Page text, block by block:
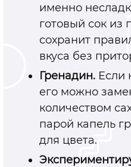
именно
готовый сок из
сохранит
вкуса без
Гренадин. Если
его можно
количеством
парой капель
для цвета.